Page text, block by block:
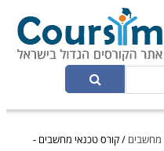
מחשבים /קורס טכנאי מחשבים -